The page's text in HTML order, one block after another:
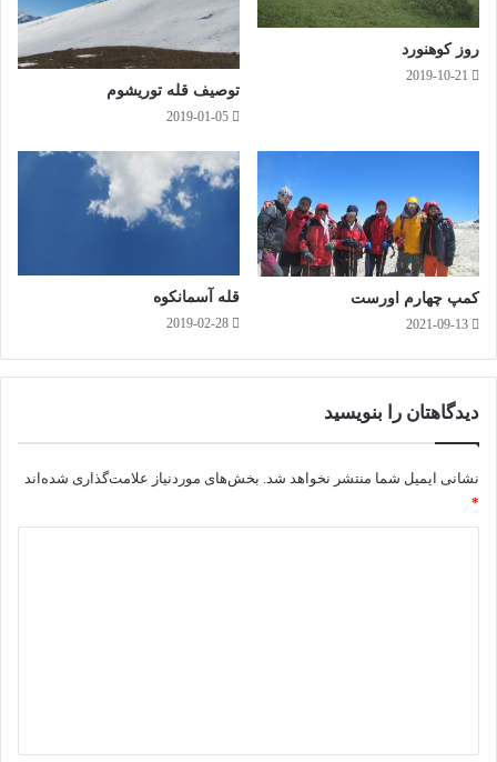
است.
در هردشتی که لاله زاری بوده ست
خالیست که بر رخ نگاری بوده ست
گورهایی که امروزه مورد لگدمال رهگذران و عابران وشاهدان و
ناظران قرار میگیرند ای بسا در روزگانی خود سواران و سالارانی
بوده اند که هرگز فکر نمیکردند روزی خاکشان یعنی جان و تن و
استخوانشان اینگونه خوار و لگدمال گردد.
دیدم به سر عمارتی مردی فرد
ساکن،که چو من بسی لگدخواهی خورد!
روز کوهنورد
2019-10-21
توصیف قله توریشوم
2019-01-05
کمپ چهارم اورست
2021-09-13
قله آسمانکوه
2019-02-28
دیدگاهتان را بنویسید
نشانی ایمیل شما منتشر نخواهد شد. بخش‌های موردنیاز علامت‌گذاری شده‌اند
*